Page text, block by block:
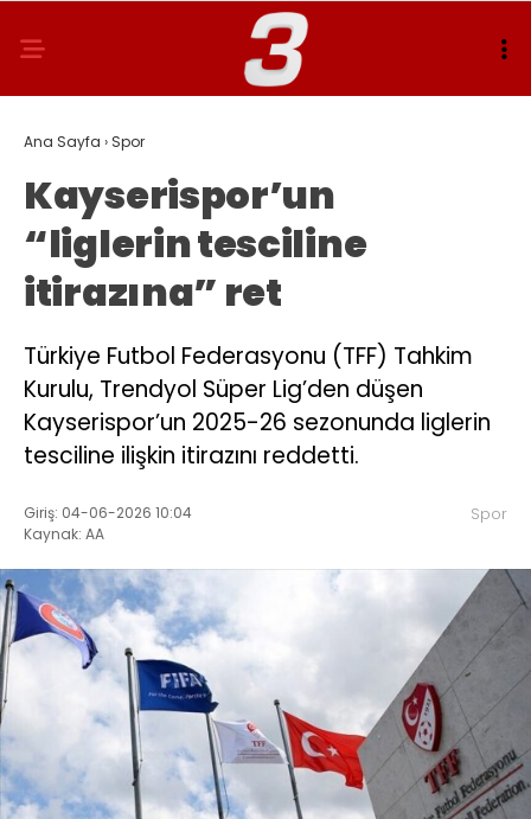
Ana Sayfa › Spor
Kayserispor’un
“liglerin tesciline
itirazına” ret
Türkiye Futbol Federasyonu (TFF) Tahkim
Kurulu, Trendyol Süper Lig’den düşen
Kayserispor’un 2025-26 sezonunda liglerin
tesciline ilişkin itirazını reddetti.
Giriş: 04-06-2026 10:04
Kaynak: AA
Spor